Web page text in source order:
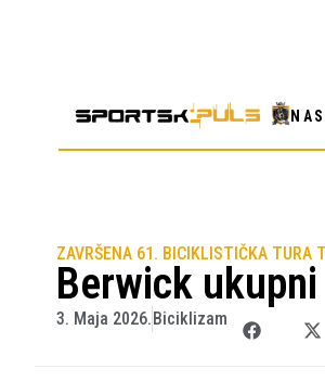
ZAVRŠENA 61. BICIKLISTIČKA TURA
Berwick
3. Maja 2026. Biciklizam